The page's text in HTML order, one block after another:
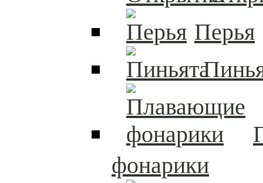
Перья
фонарики